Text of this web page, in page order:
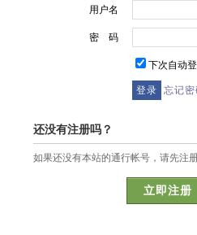
用户名
密 码
下次自动
忘记密
还没有注册吗？
如果还没有本站的通行帐号，请先注
立即注册